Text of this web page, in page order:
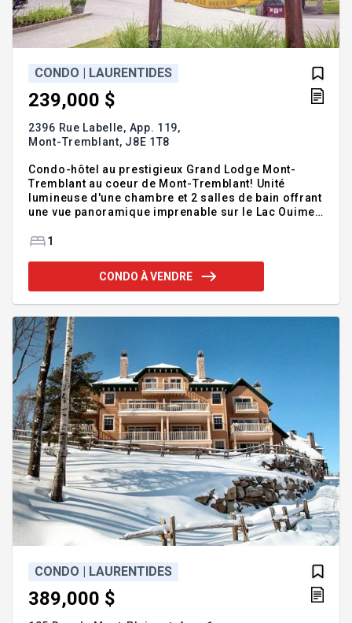
CONDO | LAURENTIDES
239,000 $
2396 Rue Labelle, App. 119,
Mont-Tremblant, J8E 1T8
Condo-hôtel au prestigieux Grand Lodge Mont-
Tremblant au coeur de Mont-Tremblant! Unité
lumineuse d'une chambre et 2 salles de bain offrant
une vue panoramique imprenable sur le Lac Ouimet
commodités : piscine intérieure, spa, gym, tennis,
5 minutes du golf, du ski et des activités à l'année.
Occasion idéale pied-à-terre et investissement!
au coeur de Mont-Tremblant, cette unité condo-
hôtel o
1
CONDO À VENDRE
CONDO | LAURENTIDES
389,000 $